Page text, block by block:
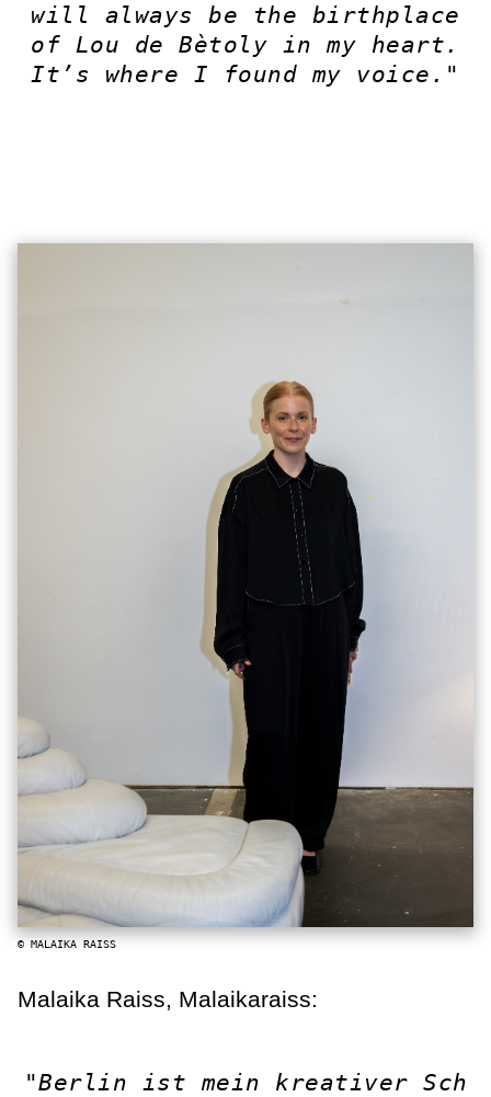
will always be the birthplace
of Lou de Bètoly in my heart.
It’s where I found my voice."
© MALAIKA RAISS
Malaika Raiss, Malaikaraiss:
"Berlin ist mein kreativer Sch